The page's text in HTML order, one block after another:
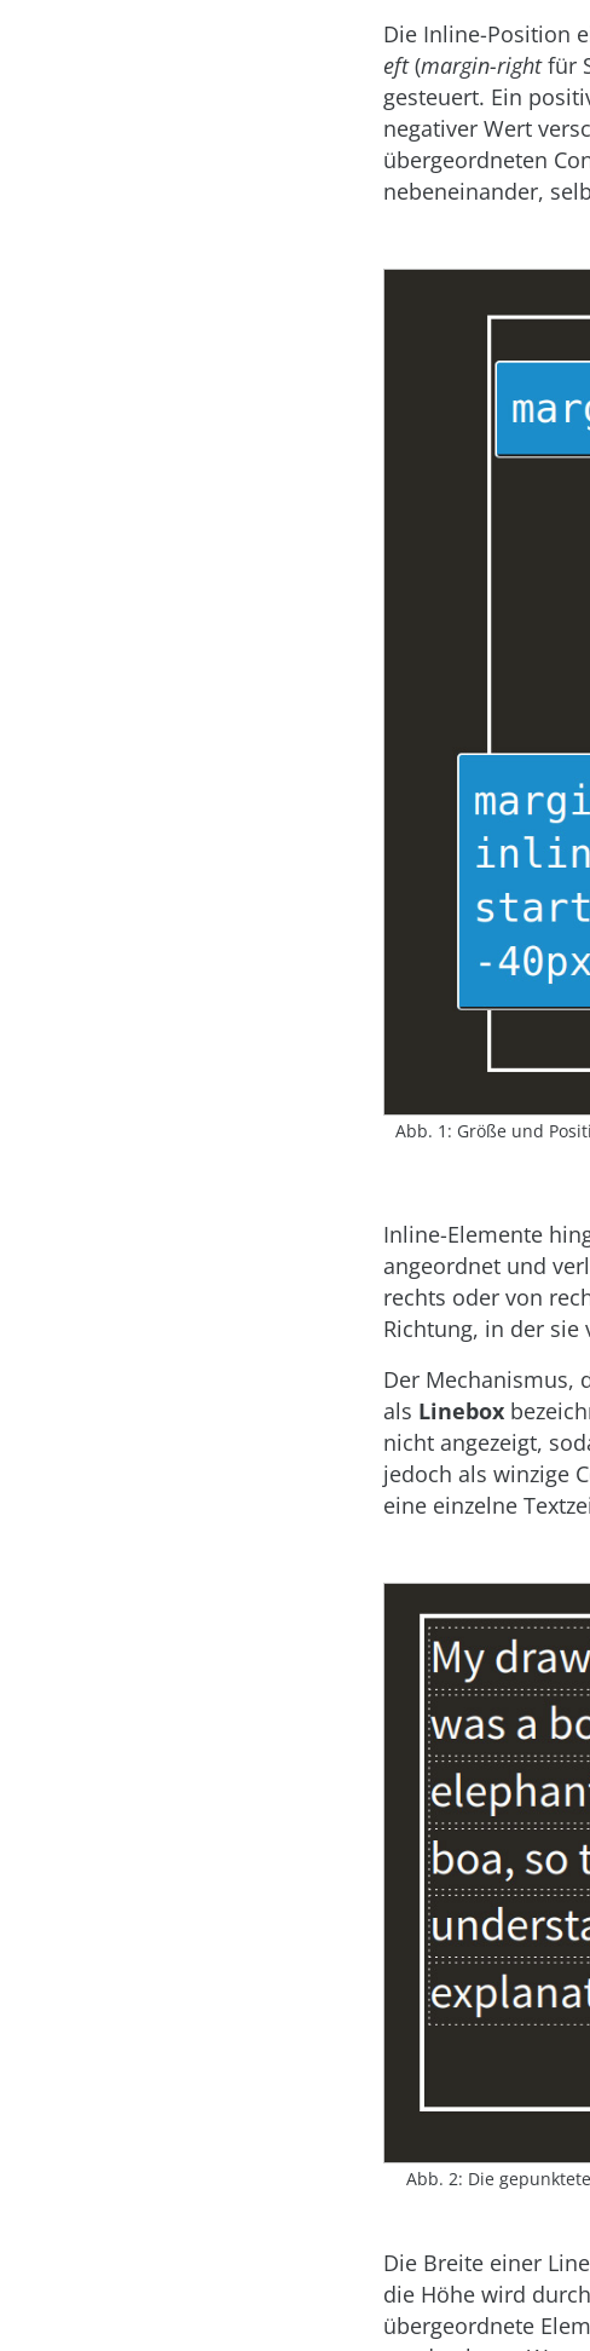
Die Inline-Position
eft(margin-rightfür
gesteuert. Ein
negativer Wert
übergeordneten
nebeneinander,
Abb. 1: Größe und
Inline-Elemente
angeordnet und
rechts oder von
Richtung, in der sie
Der Mechanismus,
als Linebox
nicht angezeigt,
jedoch als winzige
eine einzelne
Abb. 2: Die
Die Breite einer
die Höhe wird
übergeordnete